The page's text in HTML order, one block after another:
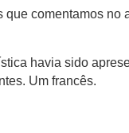
comentamos no
havia sido
Um francês.